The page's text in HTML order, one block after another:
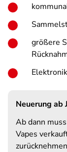
größere
Neuerung ab
Ab dann muss
Vapes